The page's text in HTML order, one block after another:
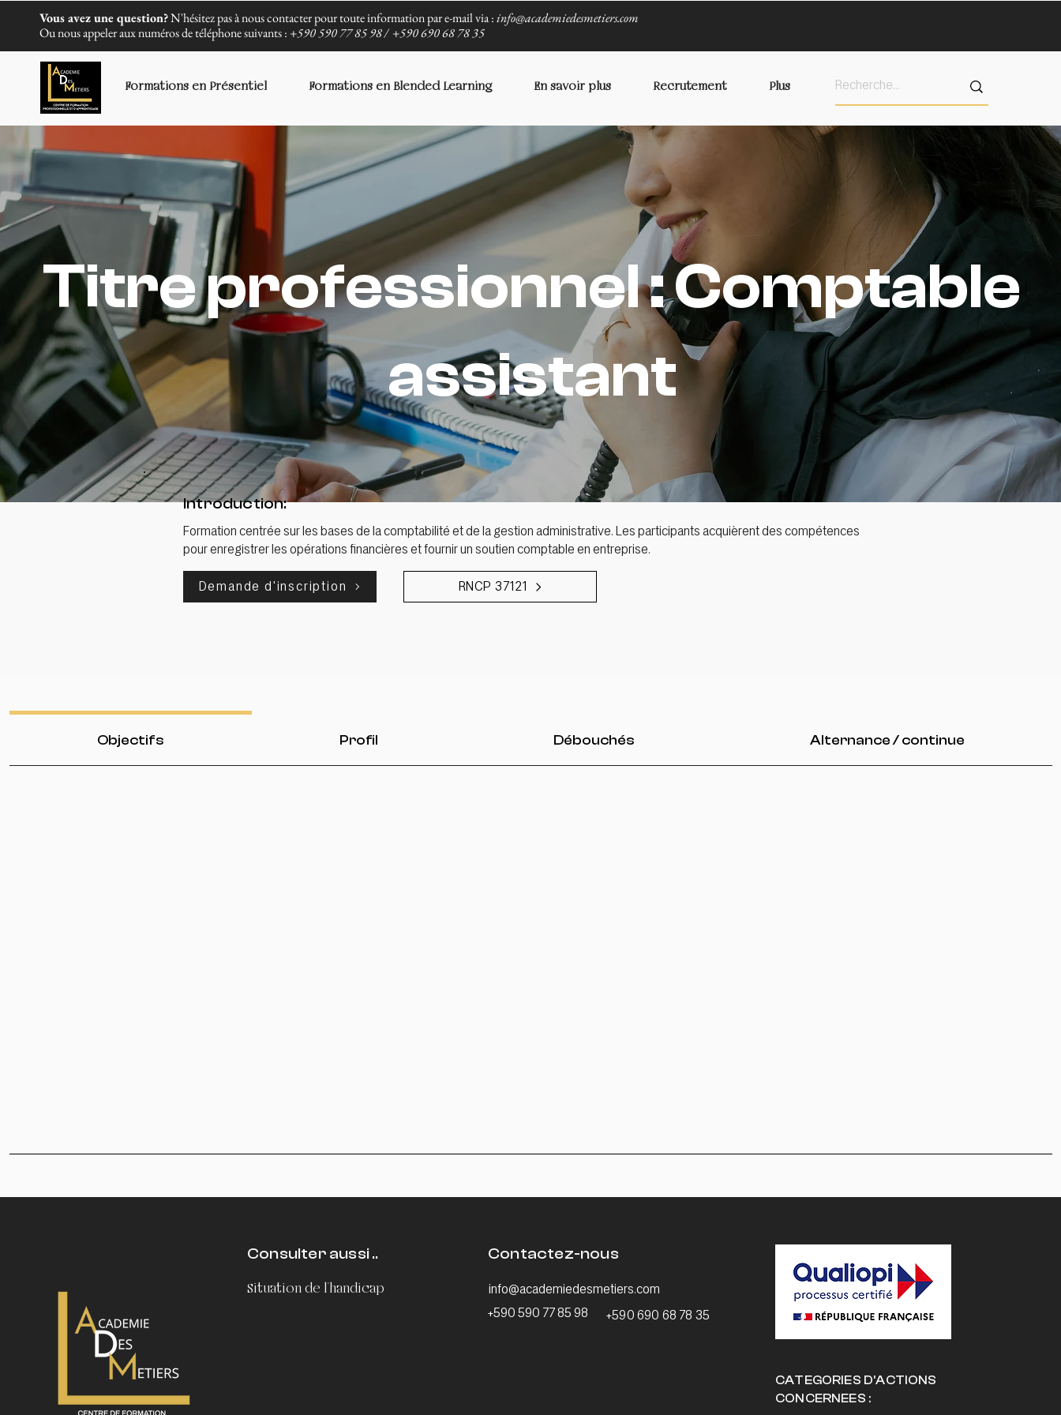
Vous avez une question?N'hésitez pas à nous contacter pour toute information par e-mail via :info@academiedesmetiers.com
Ou nous appeler aux numéros de téléphone suivants : +590 590 77 85 98 /+590 690 68 78 35
Formations en Présentiel Formations en Blended Learning En savoir plus Recrutement Plus
Titre professionnel : Comptable
assistant
Introduction:
Formation centrée sur les bases de la comptabilité et de la gestion administrative. Les participants acquièrent des compétences
pour enregistrer les opérations financières et fournir un soutien comptable en entreprise.
Demande d'inscription RNCP 37121
Objectifs Profil Débouchés Alternance / continue
Consulter aussi ..
Situation de l'handicap
Contactez-nous
info@academiedesmetiers.com
+590 590 77 85 98
+590 690 68 78 35
CATEGORIES D’ACTIONS
CONCERNEES :